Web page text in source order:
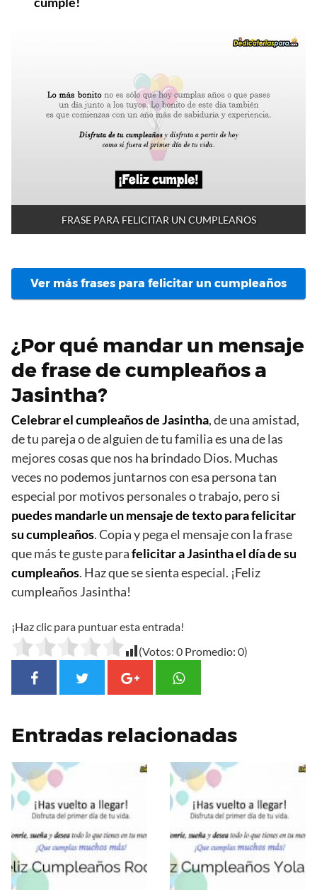
FRASE PARA FELICITAR UN CUMPLEAÑOS
Ver más frases para felicitar un cumpleaños
¿Por qué mandar un mensaje
de frase de cumpleaños a
Jasintha?
Celebrar el cumpleaños de Jasintha, de una amistad,
de tu pareja o de alguien de tu familia es una de las
mejores cosas que nos ha brindado Dios. Muchas
veces no podemos juntarnos con esa persona tan
especial por motivos personales o trabajo, pero si
puedes mandarle un mensaje de texto para felicitar
su cumpleaños. Copia y pega el mensaje con la frase
que más te guste parafelicitar a Jasintha el día de su
cumpleaños. Haz que se sienta especial. ¡Feliz
cumpleaños Jasintha!
¡Haz clic para puntuar esta entrada!
(Votos: 0 Promedio: 0)
Entradas relacionadas